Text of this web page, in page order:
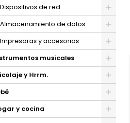
Dispositivos de red
Almacenamiento de datos
Impresoras y accesorios
musicales
y Hrrm.
y cocina